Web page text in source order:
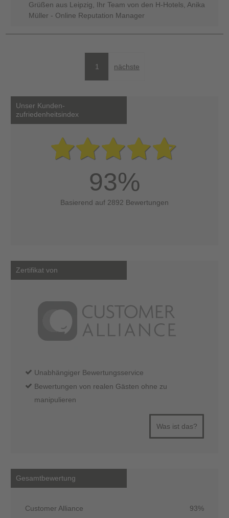
Grüßen aus Leipzig, Ihr Team von den H-Hotels, Anika
Müller - Online Reputation Manager
1 nächste
Unser Kunden-
zufriedenheitsindex
93%
Basierend auf 2892 Bewertungen
Zertifikat von
Unabhängiger Bewertungsservice
Bewertungen von realen Gästen ohne zu
manipulieren
Was ist das?
Gesamtbewertung
Customer Alliance 93%